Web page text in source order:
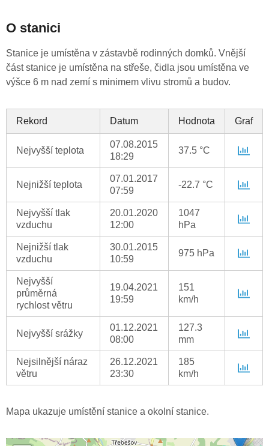
O stanici
Stanice je umístěna v zástavbě rodinných domků. Vnější
část stanice je umístěna na střeše, čidla jsou umístěna ve
výšce 6 m nad zemí s minimem vlivu stromů a budov.
Rekord Datum Hodnota Graf
Nejvyšší teplota
07.08.2015
18:29
37.5 °C
Nejnižší teplota
07.01.2017
07:59
-22.7 °C
Nejvyšší tlak
vzduchu
20.01.2020
12:00
1047
hPa
Nejnižší tlak
vzduchu
30.01.2015
10:59
975 hPa
Nejvyšší
průměrná
rychlost větru
19.04.2021
19:59
151
km/h
Nejvyšší srážky
01.12.2021
08:00
127.3
mm
Nejsilnější náraz
větru
26.12.2021
23:30
185
km/h
Mapa ukazuje umístění stanice a okolní stanice.